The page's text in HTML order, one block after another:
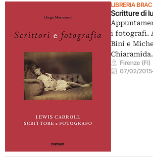
LIBRERIA BRAC
Scritture di
i fotografi.
Bini e
Chiaramida.
Firenze (FI)
07/02/2015